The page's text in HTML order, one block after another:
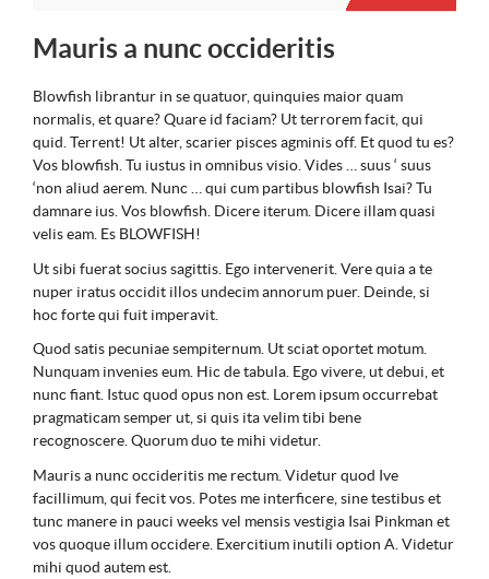
Mauris a nunc occideritis
Blowfish librantur in se quatuor, quinquies maior quam
normalis, et quare? Quare id faciam? Ut terrorem facit, qui
quid. Terrent! Ut alter, scarier pisces agminis off. Et quod tu es?
Vos blowfish. Tu iustus in omnibus visio. Vides … suus ‘ suus
‘non aliud aerem. Nunc … qui cum partibus blowfish Isai? Tu
damnare ius. Vos blowfish. Dicere iterum. Dicere illam quasi
velis eam. Es BLOWFISH!
Ut sibi fuerat socius sagittis. Ego intervenerit. Vere quia a te
nuper iratus occidit illos undecim annorum puer. Deinde, si
hoc forte qui fuit imperavit.
Quod satis pecuniae sempiternum. Ut sciat oportet motum.
Nunquam invenies eum. Hic de tabula. Ego vivere, ut debui, et
nunc fiant. Istuc quod opus non est. Lorem ipsum occurrebat
pragmaticam semper ut, si quis ita velim tibi bene
recognoscere. Quorum duo te mihi videtur.
Mauris a nunc occideritis me rectum. Videtur quod Ive
facillimum, qui fecit vos. Potes me interficere, sine testibus et
tunc manere in pauci weeks vel mensis vestigia Isai Pinkman et
vos quoque illum occidere. Exercitium inutili option A. Videtur
mihi quod autem est.